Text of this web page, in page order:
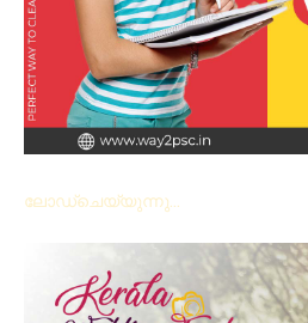
ലോഡ്ചെയ്യുന്നു...